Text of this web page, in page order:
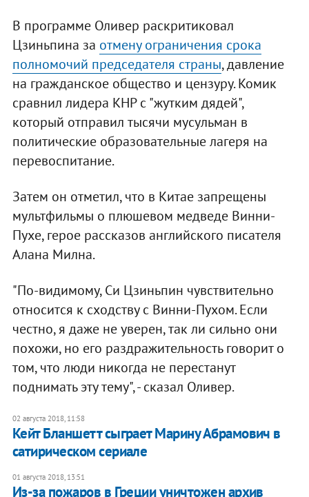
В программе Оливер раскритиковал
Цзиньпина за отмену ограничения срока
полномочий председателя страны, давление
на гражданское общество и цензуру. Комик
сравнил лидера КНР с "жутким дядей",
который отправил тысячи мусульман в
политические образовательные лагеря на
перевоспитание.
Затем он отметил, что в Китае запрещены
мультфильмы о плюшевом медведе Винни-
Пухе, герое рассказов английского писателя
Алана Милна.
"По-видимому, Си Цзиньпин чувствительно
относится к сходству с Винни-Пухом. Если
честно, я даже не уверен, так ли сильно они
похожи, но его раздражительность говорит о
том, что люди никогда не перестанут
поднимать эту тему", - сказал Оливер.
02 августа 2018, 11:58
Кейт Бланшетт сыграет Марину Абрамович в
сатирическом сериале
01 августа 2018, 13:51
Из-за пожаров в Греции уничтожен архив